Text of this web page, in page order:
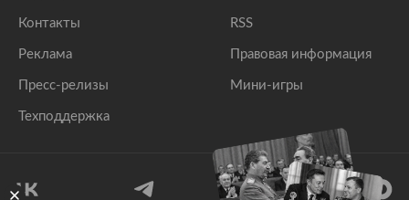
Контакты
Реклама
Пресс-релизы
Техподдержка
RSS
Правовая информация
Мини-игры